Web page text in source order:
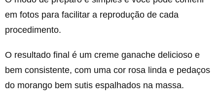
em fotos para facilitar a reprodução de cada
procedimento.
O resultado final é um creme ganache delicioso e
bem consistente, com uma cor rosa linda e pedaços
do morango bem sutis espalhados na massa.